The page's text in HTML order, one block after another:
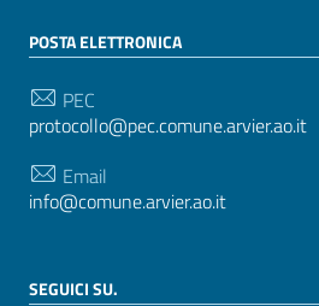
POSTA ELETTRONICA
PEC
protocollo@pec.comune.arvier.ao.it
Email
info@comune.arvier.ao.it
SEGUICI SU.